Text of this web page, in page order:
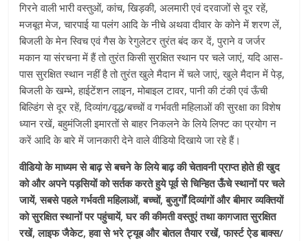
गिरने वाली भारी वस्तुओं, कांच, खिड़की, अलमारी एवं दरवाजों से दूर रहें,
मजबूत मेज, चारपाई या पलंग आदि के नीचे अथवा दीवार के कोने में शरण लें,
बिजली के मेन स्विच एवं गैस के रेगुलेटर तुरंत बंद कर दें, पुराने व जर्जर
मकान या संरचना में हैं तो तुरंत किसी सुरक्षित स्थान पर चले जाएं, यदि आस-
पास सुरक्षित स्थान नहीं है तो तुरंत खुले मैदान में चले जाएं, खुले मैदान में पेड़,
बिजली के खम्भे, हाईटेंशन लाइन, मोबाइल टावर, पानी की टंकी एवं ऊँची
बिल्डिंग से दूर रहें, दिव्यांग/वृद्ध/बच्चों व गर्भवती महिलाओं की सुरक्षा का विशेष
ध्यान रखें, बहुमंजिली इमारतों से बाहर निकलने के लिये लिफ्ट का प्रयोग न
करें आदि के बारे में जानकारी देने वाले वीडियो दिखाये जा रहे हैं।
वीडियो के माध्यम से बाढ़ से बचने के लिये बाढ़ की चेतावनी प्राप्त होते ही खुद
को और अपने पड़सियों को सर्तक करते हुये पूर्व से चिन्हित ऊँचे स्थानों पर चले
जायें, सबसे पहले गर्भवती महिलाओं, बच्चों, बुजुर्गों दिव्यांगों और बीमार व्यक्तियों
को सुरक्षित स्थानों पर पहुंचायें, घर की कीमती वस्तुएं तथा कागजात सुरक्षित
रखें, लाइफ जैकेट, हवा से भरे ट्यूब और बोतल तैयार रखें, फार्स्ट ऐड बाक्स/